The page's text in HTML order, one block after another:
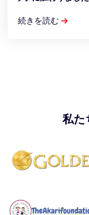
続きを読む
私た